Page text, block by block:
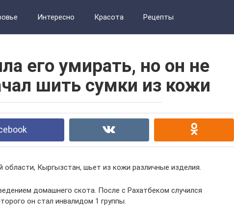
Интересно Красота Рецепты
его умирать, но он не
шить сумки из кожи
Кыргызстан, шьет из кожи различные изделия.
домашнего скота. После с Рахатбеком случился
он стал инвалидом 1 группы.